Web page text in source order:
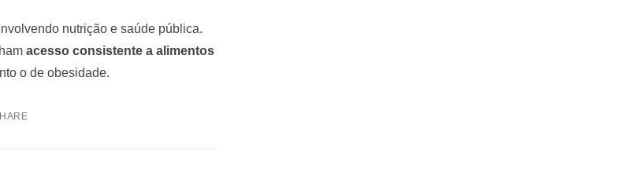
nutrição e saúde pública.
acesso consistente a alimentos
o de obesidade.